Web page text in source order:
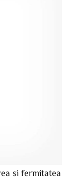
si fermitatea